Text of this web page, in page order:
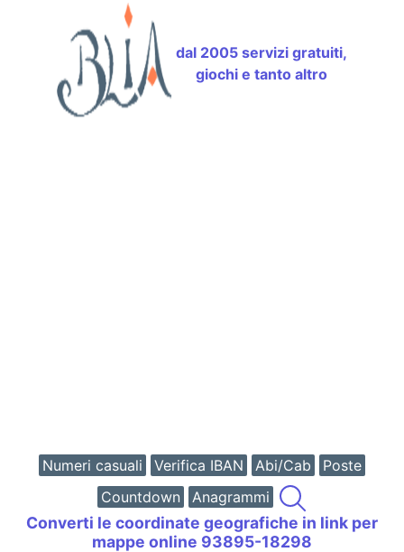
dal 2005 servizi gratuiti,
giochi e tanto altro
Numeri casuali Verifica IBAN Abi/Cab
Poste
Countdown
Anagrammi
Converti le coordinate geografiche in link per
mappe online 93895-18298